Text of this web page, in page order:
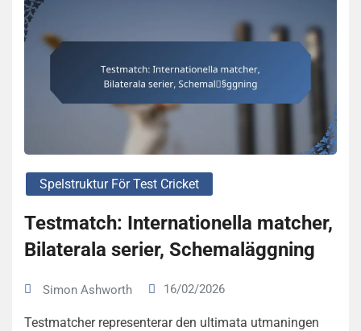
Spelstruktur För Test Cricket
Testmatch: Internationella matcher,
Bilaterala serier, Schemaläggning
Simon Ashworth 16/02/2026
Testmatcher representerar den ultimata utmaningen